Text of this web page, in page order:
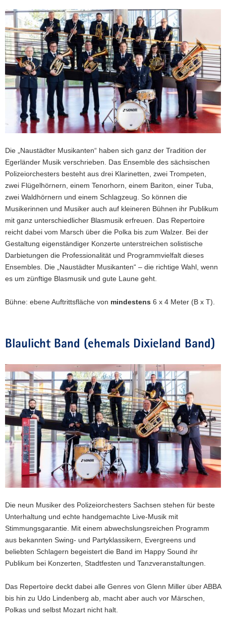
Die „Naustädter Musikanten“ haben sich ganz der Tradition der
Egerländer Musik verschrieben. Das Ensemble des sächsischen
Polizeiorchesters besteht aus drei Klarinetten, zwei Trompeten,
zwei Flügelhörnern, einem Tenorhorn, einem Bariton, einer Tuba,
zwei Waldhörnern und einem Schlagzeug. So können die
Musikerinnen und Musiker auch auf kleineren Bühnen ihr Publikum
mit ganz unterschiedlicher Blasmusik erfreuen. Das Repertoire
reicht dabei vom Marsch über die Polka bis zum Walzer. Bei der
Gestaltung eigenständiger Konzerte unterstreichen solistische
Darbietungen die Professionalität und Programmvielfalt dieses
Ensembles. Die „Naustädter Musikanten“ – die richtige Wahl, wenn
es um zünftige Blasmusik und gute Laune geht.
Bühne: ebene Auftrittsfläche von mindestens 6 x 4 Meter (B x T).
Blaulicht Band (ehemals Dixieland Band)
Die neun Musiker des Polizeiorchesters Sachsen stehen für beste
Unterhaltung und echte handgemachte Live-Musik mit
Stimmungsgarantie. Mit einem abwechslungsreichen Programm
aus bekannten Swing- und Partyklassikern, Evergreens und
beliebten Schlagern begeistert die Band im Happy Sound ihr
Publikum bei Konzerten, Stadtfesten und Tanzveranstaltungen.
Das Repertoire deckt dabei alle Genres von Glenn Miller über ABBA
bis hin zu Udo Lindenberg ab, macht aber auch vor Märschen,
Polkas und selbst Mozart nicht halt.